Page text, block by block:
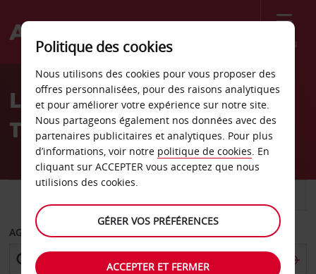
Menu
Welcome
AvisLocation de voiture
Taitung
AGENCE DE DÉPART
Politique des cookies
Nous utilisons des cookies pour vous proposer des
offres personnalisées, pour des raisons analytiques
et pour améliorer votre expérience sur notre site.
Nous partageons également nos données avec des
partenaires publicitaires et analytiques. Pour plus
d’informations, voir notre politique de cookies. En
cliquant sur ACCEPTER vous acceptez que nous
utilisions des cookies.
GÉRER VOS PRÉFÉRENCES
ACCEPTER ET FERMER